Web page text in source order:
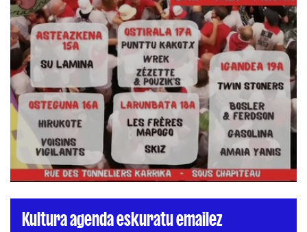
Kultura agenda eskuratu emailez